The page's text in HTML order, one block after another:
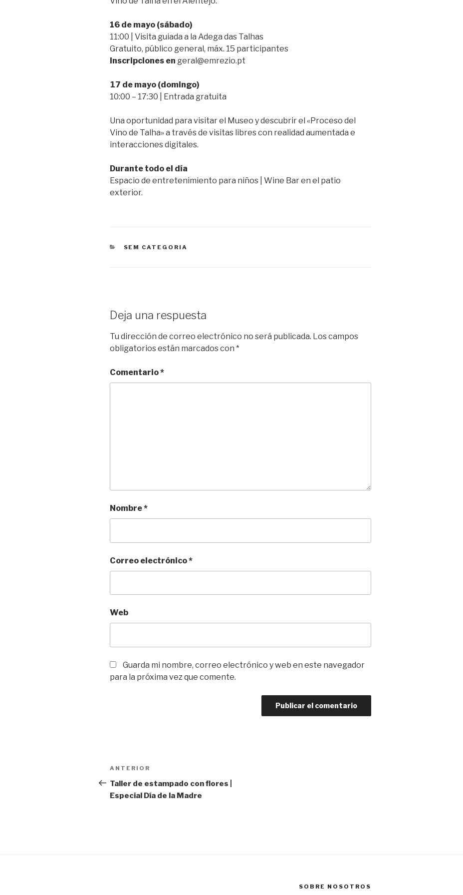
16 de mayo (sábado)
11:00 | Visita guiada a la Adega das Talhas
Gratuito, público general, máx. 15 participantes
Inscripciones en geral@emrezio.pt
𝟭𝟳 de mayo (domingo)
10:00 – 17:30 | Entrada gratuita
Una oportunidad para visitar el Museo y descubrir el «Proceso del
Vino de Talha» a través de visitas libres con realidad aumentada e
interacciones digitales.
Durante todo el día
Espacio de entretenimiento para niños | Wine Bar en el patio
exterior.
CATEGORÍAS
SEM CATEGORIA
Deja una respuesta
Tu dirección de correo electrónico no será publicada. Los campos
obligatorios están marcados con *
Comentario*
Nombre*
Correo electrónico*
Web
Guarda mi nombre, correo electrónico y web en este navegador
para la próxima vez que comente.
Navegación
de
entradas
Entrada
anterior:
ANTERIOR
Taller de estampado con flores |
Especial Día de la Madre
SOBRE NOSOTROS